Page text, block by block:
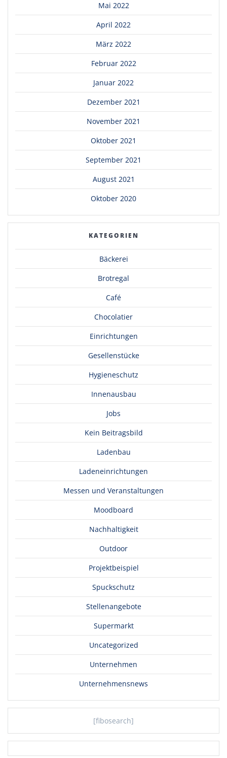
Mai 2022
April 2022
März 2022
Februar 2022
Januar 2022
Dezember 2021
November 2021
Oktober 2021
September 2021
August 2021
Oktober 2020
KATEGORIEN
Bäckerei
Brotregal
Café
Chocolatier
Einrichtungen
Gesellenstücke
Hygieneschutz
Innenausbau
Jobs
Kein Beitragsbild
Ladenbau
Ladeneinrichtungen
Messen und Veranstaltungen
Moodboard
Nachhaltigkeit
Outdoor
Projektbeispiel
Spuckschutz
Stellenangebote
Supermarkt
Uncategorized
Unternehmen
Unternehmensnews
[fibosearch]